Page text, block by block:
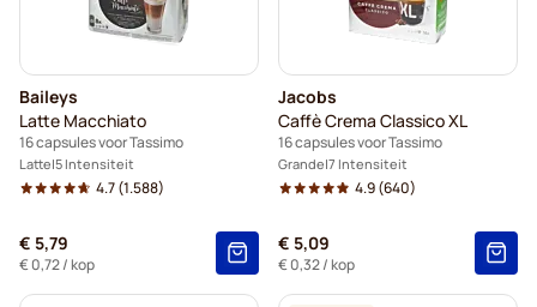
Baileys
Latte Macchiato
16 capsules voor Tassimo
Latte 5 Intensiteit
4.7(1.588)
€ 5,79
€ 0,72/ kop
Jacobs
Caffè Crema Classico XL
16 capsules voor Tassimo
Grande 7 Intensiteit
4.9(640)
€ 5,09
€ 0,32/ kop